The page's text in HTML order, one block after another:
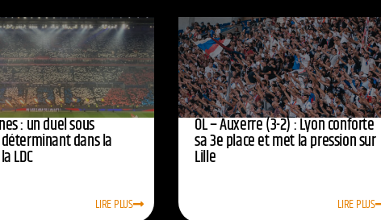
: un duel sous
dans la
LDC
LIRE PLUS
OL – Auxerre (3-2) : Lyon conforte
sa 3e place et met la pression sur
Lille
LIRE PLUS